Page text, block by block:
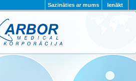
Ienākt
Sazināties ar mums
PROJEKTI
KONTAKTI